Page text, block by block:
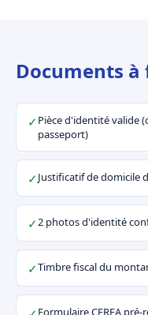
Documents
✓ Pièce d'identité valide
passeport)
✓Justificatif de domicile
✓2 photos d'identité
✓Timbre fiscal du
Formulaire CERFA